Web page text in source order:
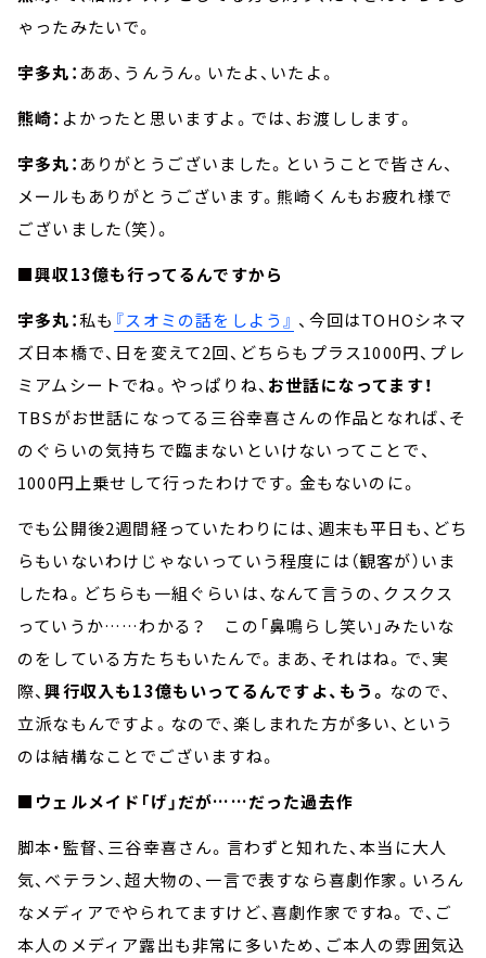
ゃったみたいで。
宇多丸： ああ、うんうん。いたよ、いたよ。
熊崎： よかったと思いますよ。では、お渡しします。
宇多丸： ありがとうございました。ということで皆さん、
メールもありがとうございます。熊崎くんもお疲れ様で
ございました（笑）。
■興収13億も行ってるんですから
宇多丸：私も 『スオミの話をしよう』 、今回はTOHOシネマ
ズ日本橋で、日を変えて2回、どちらもプラス1000円、プレ
ミアムシートでね。やっぱりね、 お世話になってます！
TBSがお世話になってる三谷幸喜さんの作品となれば、そ
のぐらいの気持ちで臨まないといけないってことで、
1000円上乗せして行ったわけです。金もないのに。
でも公開後2週間経っていたわりには、週末も平日も、どち
らもいないわけじゃないっていう程度には（観客が）いま
したね。どちらも一組ぐらいは、なんて言うの、クスクス
っていうか……わかる？ この「鼻鳴らし笑い」みたいな
のをしている方たちもいたんで。まあ、それはね。で、実
際、興行収入も13億もいってるんですよ、もう。 なので、
立派なもんですよ。なので、楽しまれた方が多い、という
のは結構なことでございますね。
■ウェルメイド「げ」だが……だった過去作
脚本・監督、三谷幸喜さん。言わずと知れた、本当に大人
気、ベテラン、超大物の、一言で表すなら喜劇作家。いろん
なメディアでやられてますけど、喜劇作家ですね。で、ご
本人のメディア露出も非常に多いため、ご本人の雰囲気込